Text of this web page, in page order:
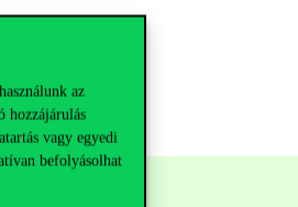
az
hozzájárulás
vagy egyedi
befolyásolhat